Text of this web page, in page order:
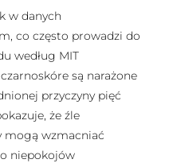
w danych
co często prowadzi do
według MIT
są narażone
przyczyny pięć
że źle
mogą wzmacniać
niepokojów